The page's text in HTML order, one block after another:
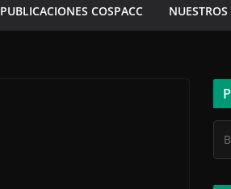
PUBLICACIONES COSPACC